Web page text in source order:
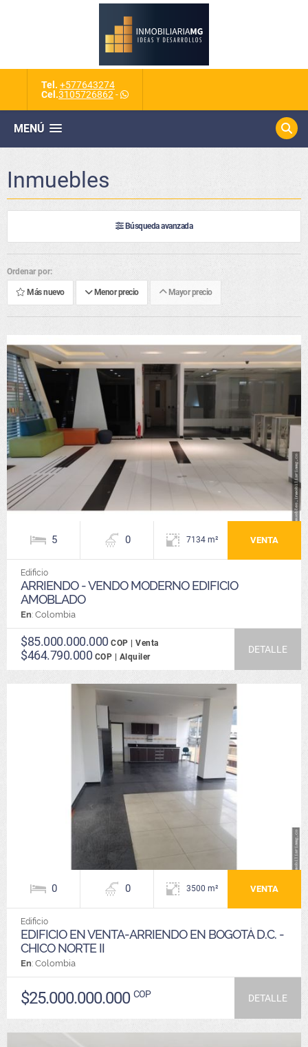
Tel. +577643274
Cel.3105726862 -
MENÚ
Inmuebles
Búsqueda avanzada
Ordenar por:
Más nuevo Menor precio Mayor precio
5 0 7134 m² VENTA
Edificio
ARRIENDO - VENDO MODERNO EDIFICIO
AMOBLADO
En: Colombia
$85.000.000.000 COP | Venta
$464.790.000 COP | Alquiler
DETALLE
0 0 3500 m² VENTA
Edificio
EDIFICIO EN VENTA-ARRIENDO EN BOGOTÁ D.C. -
CHICO NORTE II
En: Colombia
$25.000.000.000 COP DETALLE